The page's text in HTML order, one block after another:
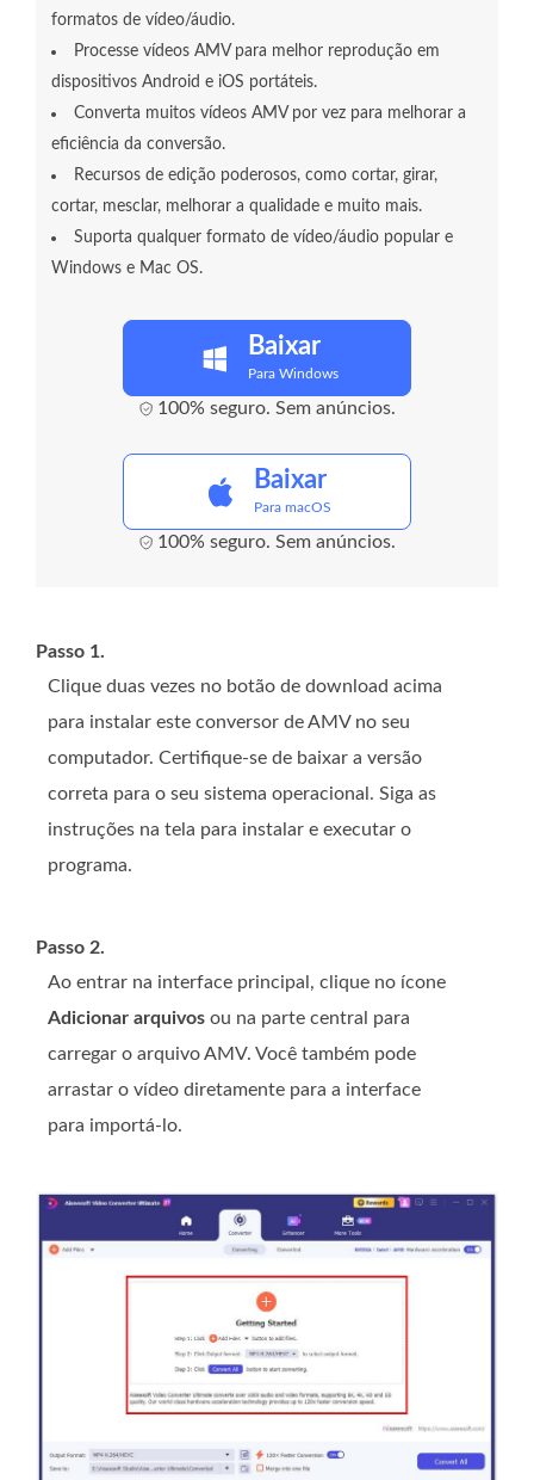
formatos de vídeo/áudio.
Processe vídeos AMV para melhor reprodução em
dispositivos Android e iOS portáteis.
Converta muitos vídeos AMV por vez para melhorar a
eficiência da conversão.
Recursos de edição poderosos, como cortar, girar,
cortar, mesclar, melhorar a qualidade e muito mais.
Suporta qualquer formato de vídeo/áudio popular e
Windows e Mac OS.
Baixar
Para Windows
100% seguro. Sem anúncios.
Baixar
Para macOS
100% seguro. Sem anúncios.
Passo 1.
Clique duas vezes no botão de download acima
para instalar este conversor de AMV no seu
computador. Certifique-se de baixar a versão
correta para o seu sistema operacional. Siga as
instruções na tela para instalar e executar o
programa.
Passo 2.
Ao entrar na interface principal, clique no ícone
Adicionar arquivos ou na parte central para
carregar o arquivo AMV. Você também pode
arrastar o vídeo diretamente para a interface
para importá-lo.